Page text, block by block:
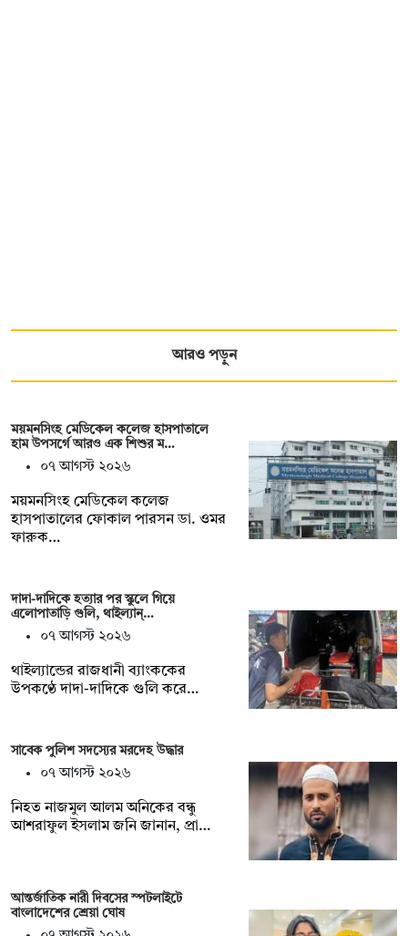
আরও পড়ুন
ময়মনসিংহ মেডিকেল কলেজ হাসপাতালে
হাম উপসর্গে আরও এক শিশুর ম…
০৭ আগস্ট ২০২৬
ময়মনসিংহ মেডিকেল কলেজ
হাসপাতালের ফোকাল পারসন ডা. ওমর
ফারুক…
দাদা-দাদিকে হত্যার পর স্কুলে গিয়ে
এলোপাতাড়ি গুলি, থাইল্যান্…
০৭ আগস্ট ২০২৬
থাইল্যান্ডের রাজধানী ব্যাংককের
উপকণ্ঠে দাদা-দাদিকে গুলি করে…
সাবেক পুলিশ সদস্যের মরদেহ উদ্ধার
০৭ আগস্ট ২০২৬
‎নিহত নাজমুল আলম অনিকের বন্ধু
আশরাফুল ইসলাম জনি জানান, প্রা…
আন্তর্জাতিক নারী দিবসের স্পটলাইটে
বাংলাদেশের শ্রেয়া ঘোষ